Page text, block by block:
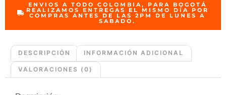
ENVIOS A TODO COLOMBIA, PARA BOGOTÁ
REALIZAMOS ENTREGAS EL MISMO DÍA POR
COMPRAS ANTES DE LAS 2PM DE LUNES A
SABADO.
DESCRIPCIÓN INFORMACIÓN ADICIONAL
VALORACIONES (0)